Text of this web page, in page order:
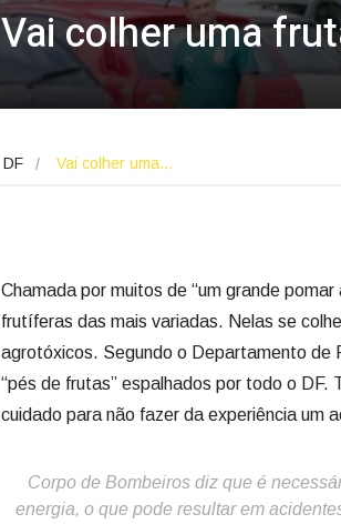
Vai colher uma
DF Vai colher uma…
Chamada por muitos de “um grande
frutíferas das mais variadas. Nelas se
agrotóxicos. Segundo o Departamento de
“pés de frutas” espalhados por todo o DF.
cuidado para não fazer da experiência um
Corpo de Bombeiros diz que é
energia, o que pode resultar em